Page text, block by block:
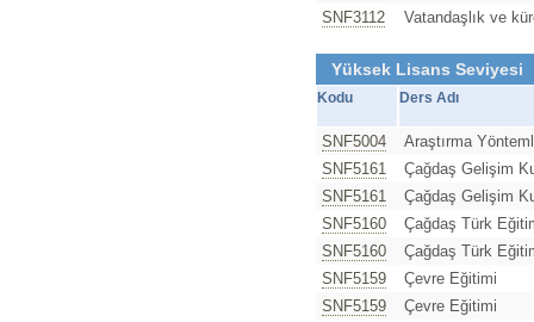
SNF3112
Vatandaşlık ve
Yüksek Lisans Seviyesi
Kodu Ders Adı
SNF5004
Araştırma
SNF5161
Çağdaş Gelişim
SNF5161
Çağdaş Gelişim
SNF5160
Çağdaş Türk
SNF5160
Çağdaş Türk
SNF5159
Çevre Eğitimi
SNF5159
Çevre Eğitimi